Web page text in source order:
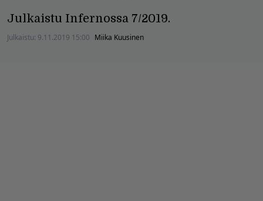
Julkaistu Infernossa 7/2019.
Julkaistu: 9.11.2019 15:00 Miika Kuusinen